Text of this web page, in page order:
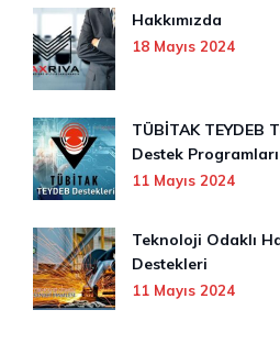
Hakkımızda
18 Mayıs 2024
TÜBİTAK TEYDEB
Destek Programları
11 Mayıs 2024
Teknoloji Odaklı
Destekleri
11 Mayıs 2024